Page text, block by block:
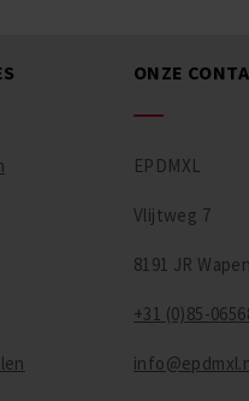
ONZE
EPDMXL
Vlijtweg 7
8191 JR
+31 (0)85-